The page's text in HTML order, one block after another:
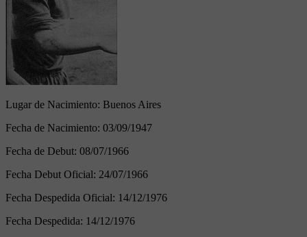
Lugar de Nacimiento: Buenos Aires
Fecha de Nacimiento: 03/09/1947
Fecha de Debut: 08/07/1966
Fecha Debut Oficial: 24/07/1966
Fecha Despedida Oficial: 14/12/1976
Fecha Despedida: 14/12/1976